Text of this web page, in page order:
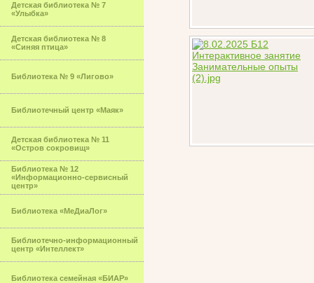
Детская библиотека № 7
«Улыбка»
Детская библиотека № 8
«Синяя птица»
Библиотека № 9 «Лигово»
Библиотечный центр «Маяк»
Детская библиотека № 11
«Остров сокровищ»
Библиотека № 12
«Информационно-сервисный
центр»
Библиотека «МеДиаЛог»
Библиотечно-информационный
центр «Интеллект»
Библиотека семейная «БИАР»